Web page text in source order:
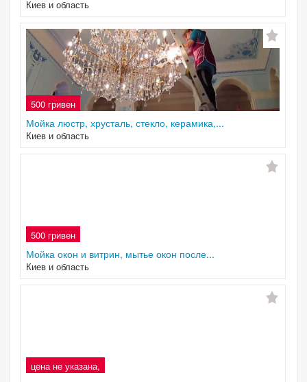
Киев и область
500 гривен
Мойка люстр, хрусталь, стекло, керамика,...
Киев и область
500 гривен
Мойка окон и витрин, мытье окон после...
Киев и область
цена не указана,